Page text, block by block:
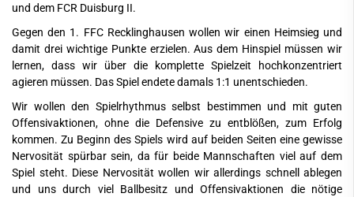
und dem FCR Duisburg II.
Gegen den 1. FFC Recklinghausen wollen wir einen Heimsieg und
damit drei wichtige Punkte erzielen. Aus dem Hinspiel müssen wir
lernen, dass wir über die komplette Spielzeit hochkonzentriert
agieren müssen. Das Spiel endete damals 1:1 unentschieden.
Wir wollen den Spielrhythmus selbst bestimmen und mit guten
Offensivaktionen, ohne die Defensive zu entblößen, zum Erfolg
kommen. Zu Beginn des Spiels wird auf beiden Seiten eine gewisse
Nervosität spürbar sein, da für beide Mannschaften viel auf dem
Spiel steht. Diese Nervosität wollen wir allerdings schnell ablegen
und uns durch viel Ballbesitz und Offensivaktionen die nötige